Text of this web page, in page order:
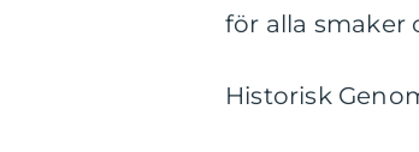
för alla smaker
Historisk